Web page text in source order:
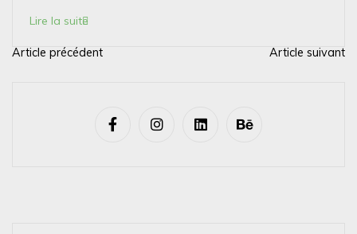
Lire la suite
N
Article précédent Article suivant